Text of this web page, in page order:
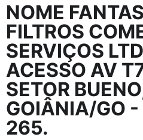
NOME
FILTROS
SERVIÇOS
ACESSO AV
SETOR
GOIÂNIA/GO
265.